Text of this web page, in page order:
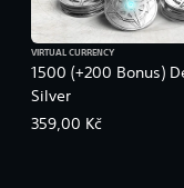
1500 (+200 Bonus)
Silver
VIRTUAL CURRENCY
359,00 Kč